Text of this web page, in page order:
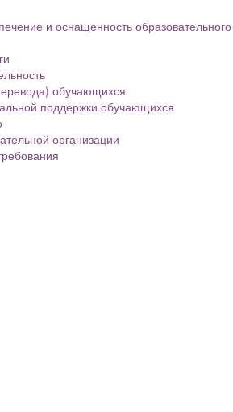
и оснащенность образовательного
обучающихся
поддержки обучающихся
организации